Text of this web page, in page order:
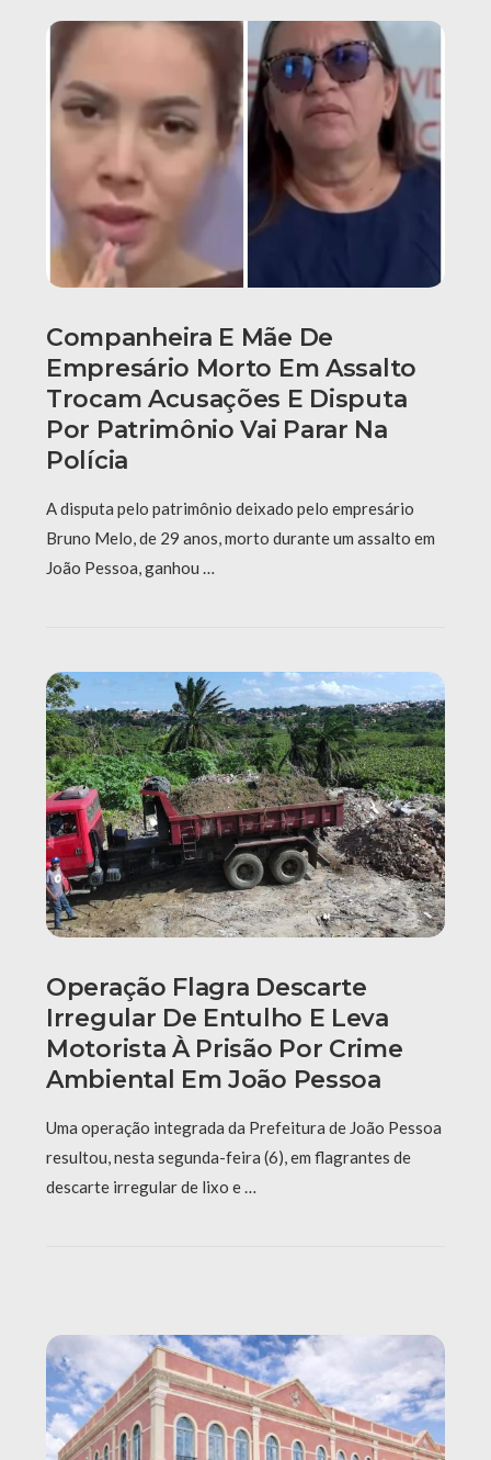
Companheira E Mãe De
Empresário Morto Em Assalto
Trocam Acusações E Disputa
Por Patrimônio Vai Parar Na
Polícia
A disputa pelo patrimônio deixado pelo empresário
Bruno Melo, de 29 anos, morto durante um assalto em
João Pessoa, ganhou …
Operação Flagra Descarte
Irregular De Entulho E Leva
Motorista À Prisão Por Crime
Ambiental Em João Pessoa
Uma operação integrada da Prefeitura de João Pessoa
resultou, nesta segunda-feira (6), em flagrantes de
descarte irregular de lixo e …